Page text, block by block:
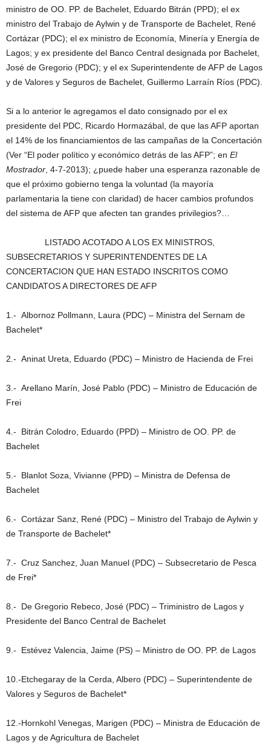
ministro de OO. PP. de Bachelet, Eduardo Bitrán (PPD); el ex
ministro del Trabajo de Aylwin y de Transporte de Bachelet, René
Cortázar (PDC); el ex ministro de Economía, Minería y Energía de
Lagos; y ex presidente del Banco Central designada por Bachelet,
José de Gregorio (PDC); y el ex Superintendente de AFP de Lagos
y de Valores y Seguros de Bachelet, Guillermo Larraín Ríos (PDC).
Si a lo anterior le agregamos el dato consignado por el ex
presidente del PDC, Ricardo Hormazábal, de que las AFP aportan
el 14% de los financiamientos de las campañas de la Concertación
(Ver “El poder político y económico detrás de las AFP”; en El
Mostrador , 4-7-2013); ¿puede haber una esperanza razonable de
que el próximo gobierno tenga la voluntad (la mayoría
parlamentaria la tiene con claridad) de hacer cambios profundos
del sistema de AFP que afecten tan grandes privilegios?…
LISTADO ACOTADO A LOS EX MINISTROS,
SUBSECRETARIOS Y SUPERINTENDENTES DE LA
CONCERTACION QUE HAN ESTADO INSCRITOS COMO
CANDIDATOS A DIRECTORES DE AFP
1.- Albornoz Pollmann, Laura (PDC) – Ministra del Sernam de
Bachelet*
2.- Aninat Ureta, Eduardo (PDC) – Ministro de Hacienda de Frei
3.- Arellano Marín, José Pablo (PDC) – Ministro de Educación de
Frei
4.- Bitrán Colodro, Eduardo (PPD) – Ministro de OO. PP. de
Bachelet
5.- Blanlot Soza, Vivianne (PPD) – Ministra de Defensa de
Bachelet
6.- Cortázar Sanz, René (PDC) – Ministro del Trabajo de Aylwin y
de Transporte de Bachelet*
7.- Cruz Sanchez, Juan Manuel (PDC) – Subsecretario de Pesca
de Frei*
8.- De Gregorio Rebeco, José (PDC) – Triministro de Lagos y
Presidente del Banco Central de Bachelet
9.- Estévez Valencia, Jaime (PS) – Ministro de OO. PP. de Lagos
10.-Etchegaray de la Cerda, Albero (PDC) – Superintendente de
Valores y Seguros de Bachelet*
12.-Hornkohl Venegas, Marigen (PDC) – Ministra de Educación de
Lagos y de Agricultura de Bachelet